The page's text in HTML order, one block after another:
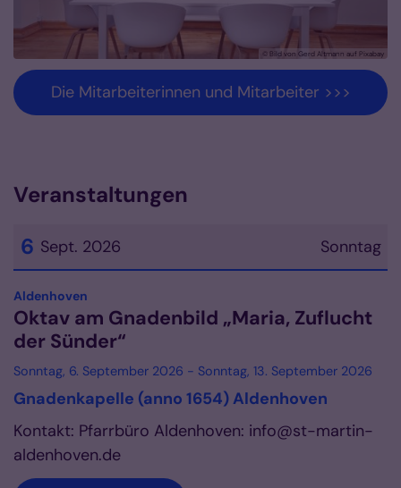
© Bild von Gerd Altmann auf Pixabay
Die Mitarbeiterinnen und Mitarbeiter >>>
Veranstaltungen
Sonntag
6 Sept. 2026
Datum: 6. September 2026
Aldenhoven
Oktav am Gnadenbild „Maria, Zuflucht
der Sünder“
Sonntag, 6. September 2026 - Sonntag, 13. September 2026
Gnadenkapelle (anno 1654) Aldenhoven
Kontakt: Pfarrbüro Aldenhoven: info@st-martin-
aldenhoven.de